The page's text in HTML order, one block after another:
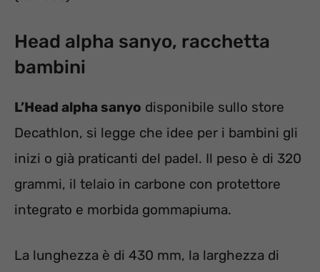
Head alpha sanyo, racchetta
bambini
L’Head alpha sanyo disponibile sullo store
Decathlon, si legge che idee per i bambini gli
inizi o già praticanti del padel. Il peso è di 320
grammi, il telaio in carbone con protettore
integrato e morbida gommapiuma.
La lunghezza è di 430 mm, la larghezza di